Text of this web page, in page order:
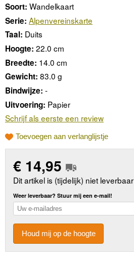
Soort: Wandelkaart
Serie: Alpenvereinskarte
Taal: Duits
Hoogte: 22.0 cm
Breedte: 14.0 cm
Gewicht: 83.0 g
Bindwijze: -
Uitvoering: Papier
Schrijf als eerste een review
Toevoegen aan verlanglijstje
€ 14,95
Dit artikel is (tijdelijk) niet leverbaar
Weer leverbaar? Stuur mij een e-mail!
Houd mij op de hoogte